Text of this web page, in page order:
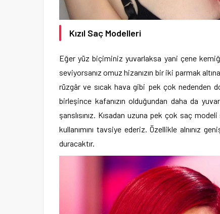
Kızıl Saç Modelleri
Eğer yüz biçiminiz yuvarlaksa yani çene
seviyorsanız omuz hizanızın bir iki parmak
rüzgâr ve sıcak hava gibi pek çok nedenden
birleşince kafanızın olduğundan daha da
şanslısınız. Kısadan uzuna pek çok saç
kullanımını tavsiye ederiz. Özellikle alnınız
duracaktır.